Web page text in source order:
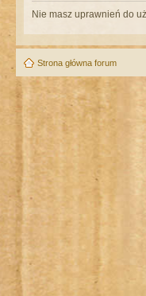
Nie masz uprawnień do
Strona główna forum